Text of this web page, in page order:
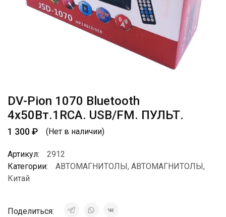
DV-Pion 1070 Bluetooth
4х50Вт.1RCA. USB/FM. ПУЛЬТ.
1 300₽ (Нет в наличии)
Артикул:
2912
Категории:
АВТОМАГНИТОЛЫ, АВТОМАГНИТОЛЫ,
Китай
Поделиться: